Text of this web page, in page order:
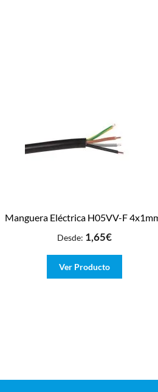
Manguera Eléctrica H05VV-F
Desde: 1,65€
Ver Producto